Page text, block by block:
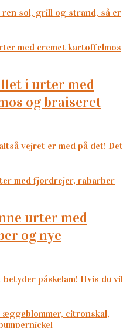
ren sol, grill og strand, så er
og braiseret
vejret er med på det! Det
og nye
påskelam! Hvis du vil